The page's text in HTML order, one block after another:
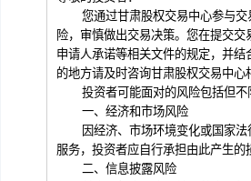
您通过甘肃股权交易中心参与交
险，审慎做出交易决策。您在提交
申请人承诺等相关文件的规定，并
的地方请及时咨询甘肃股权交易中心
投资者可能面对的风险包括但不
一、 经济和市场风险
因经济、市场环境变化或 国家
服务，投资者应 自行承担由此产生的
二、 信息披露风险